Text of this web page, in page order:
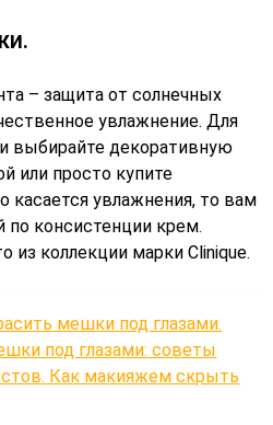
– защита от солнечных
увлажнение. Для
выбирайте декоративную
или просто купите
касается увлажнения, то вам
консистенции крем.
из коллекции марки Clinique.
мешки под глазами.
под глазами: советы
Как макияжем скрыть